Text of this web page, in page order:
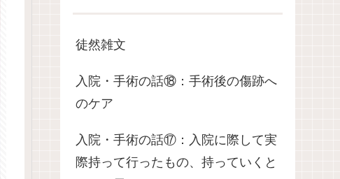
徒然雑文
入院・手術の話⑱：手術後の傷跡へ
のケア
入院・手術の話⑰：入院に際して実
際持って行ったもの、持っていくと